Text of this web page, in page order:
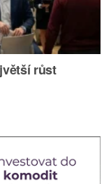
růst